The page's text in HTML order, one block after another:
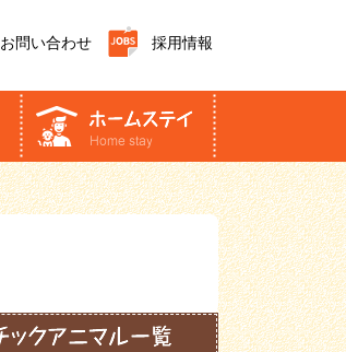
お問い合わせ 採用情報